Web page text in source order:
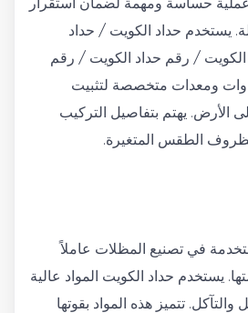
يستخدم حداد الكويت / حداد
/ رقم حداد الكويت / رقم
ومعدات متخصصة لتثبيت
الأرض. يهتم بتفاصيل التركيب
الطقس المتغيرة.
في تصنيع المظلات عاملاً
يستخدم حداد الكويت المواد عالية
والتآكل. تتميز هذه المواد بقوتها